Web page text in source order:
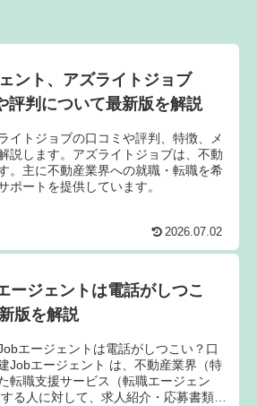
ント、アズライトジョブ
評判について最新版を解説
イトジョブの口コミや評判、特徴、メ
説します。アズライトジョブは、不動
。主に不動産業界への就職・転職を希
ートを提供しています。
2026.07.02
ージェントは電話がしつこ
版を解説
エージェントは電話がしつこい？口
Jobエージェント は、不動産業界（特
転職支援サービス（転職エージェン
る人に対して、求人紹介・応募書類添